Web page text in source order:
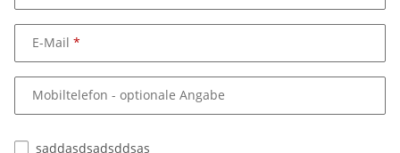
E-Mail
Mobiltelefon - optionale Angabe
saddasdsadsddsas